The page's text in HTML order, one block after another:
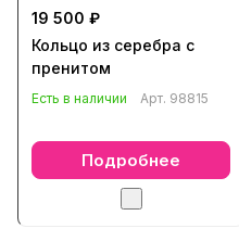
19 500 ₽
Кольцо из серебра с
пренитом
Есть в наличии Арт. 98815
Подробнее